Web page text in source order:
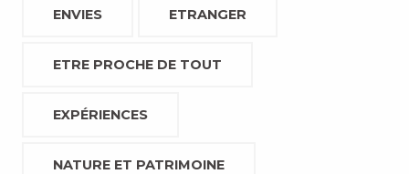
ENVIES ETRANGER
ETRE PROCHE DE TOUT
EXPÉRIENCES
NATURE ET PATRIMOINE